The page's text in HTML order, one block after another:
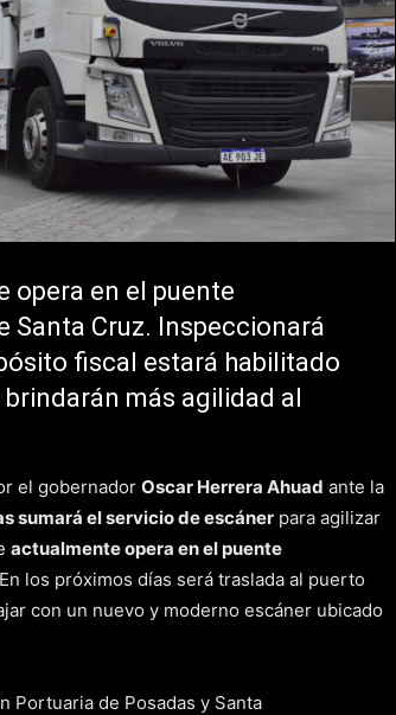
opera en el puente
Santa Cruz. Inspeccionará
fiscal estará habilitado
más agilidad al
el gobernador Oscar Herrera Ahuad ante la
sumará el servicio de escáner para agilizar
actualmente opera en el puente
los próximos días será traslada al puerto
con un nuevo y moderno escáner ubicado
Portuaria de Posadas y Santa